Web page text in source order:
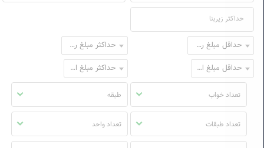
حداقل مبلغ رهن
حداکثر مبلغ رهن
حداقل مبلغ اجاره
حداکثر مبلغ اجاره
تعداد خواب طبقه
تعداد طبقات تعداد واحد